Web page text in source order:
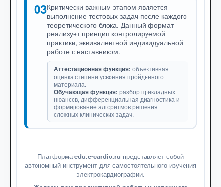
03Критически важным этапом является
выполнение тестовых задач после каждого
теоретического блока. Данный формат
реализует принцип контролируемой
практики, эквивалентной индивидуальной
работе с наставником.
Аттестационная функция: объективная
оценка степени усвоения пройденного
материала.
Обучающая функция: разбор прикладных
нюансов, дифференциальная диагностика и
формирование алгоритмов решения
сложных клинических задач.
Платформаedu.e-cardio.ru представляет собой
автономный инструмент для самостоятельного изучения
электрокардиографии.